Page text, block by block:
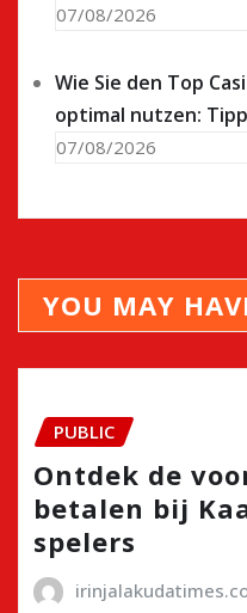
07/08/2026
Wie Sie den Top
optimal nutzen:
07/08/2026
YOU MAY
PUBLIC
Ontdek de
betalen bij
spelers